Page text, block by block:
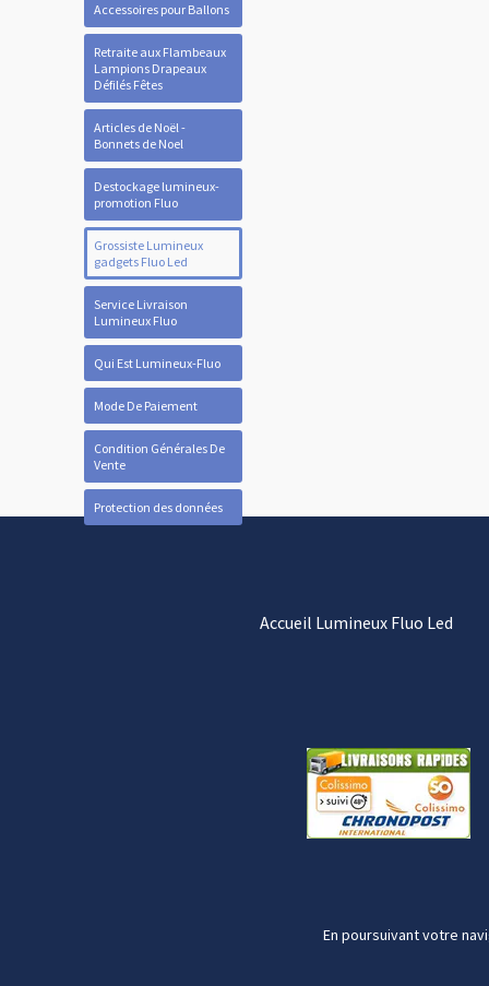
Accessoires pour Ballons
Retraite aux Flambeaux
Lampions Drapeaux
Défilés Fêtes
Articles de Noël -
Bonnets de Noel
Destockage lumineux-
promotion Fluo
Grossiste Lumineux
gadgets Fluo Led
Service Livraison
Lumineux Fluo
Qui Est Lumineux-Fluo
Mode De Paiement
Condition Générales De
Vente
Protection des données
Accueil Lumineux Fluo Led
En poursuivant votre